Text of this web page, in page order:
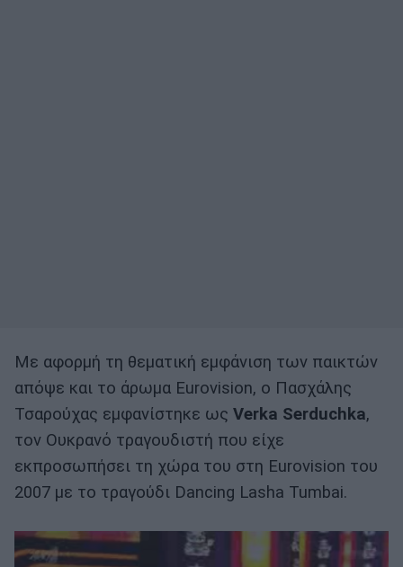
Με αφορμή τη θεματική εμφάνιση των παικτών
απόψε και το άρωμα Eurovision, ο Πασχάλης
Τσαρούχας εμφανίστηκε ως Verka Serduchka,
τον Ουκρανό τραγουδιστή που είχε
εκπροσωπήσει τη χώρα του στη Eurovision του
2007 με το τραγούδι Dancing Lasha Tumbai.